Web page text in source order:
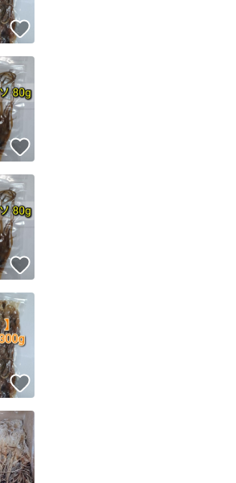
実績について
ユーザーにバッジを付与しています
準をクリアした安心・安全なユーザーです
フリマの取引を完了させた実績があります
フリマサービスでの取引実績があります
証しているものではありません
頻度で24時間以内＆設定した発送日数内に発送してい
頻度で24時間以内に発送しています
定した発送日数内に発送しています
報をコピーします
ます
ページへ
ンセル